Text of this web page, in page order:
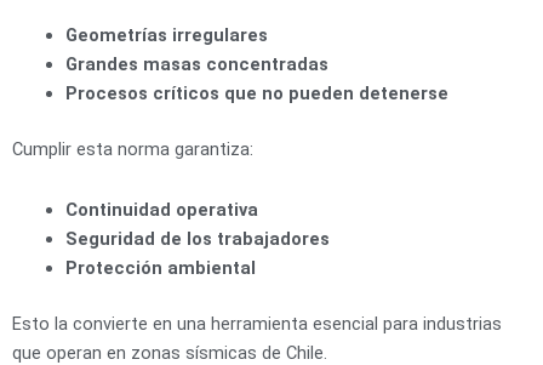
Geometrías irregulares
Grandes masas concentradas
Procesos críticos que no pueden detenerse
Cumplir esta norma garantiza:
Continuidad operativa
Seguridad de los trabajadores
Protección ambiental
Esto la convierte en una herramienta esencial para industrias
que operan en zonas sísmicas de Chile.